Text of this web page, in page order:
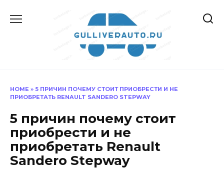
HOME » 5 ПРИЧИН ПОЧЕМУ СТОИТ ПРИОБРЕСТИ И НЕ
ПРИОБРЕТАТЬ RENAULT SANDERO STEPWAY
5 причин почему стоит
приобрести и не
приобретать Renault
Sandero Stepway